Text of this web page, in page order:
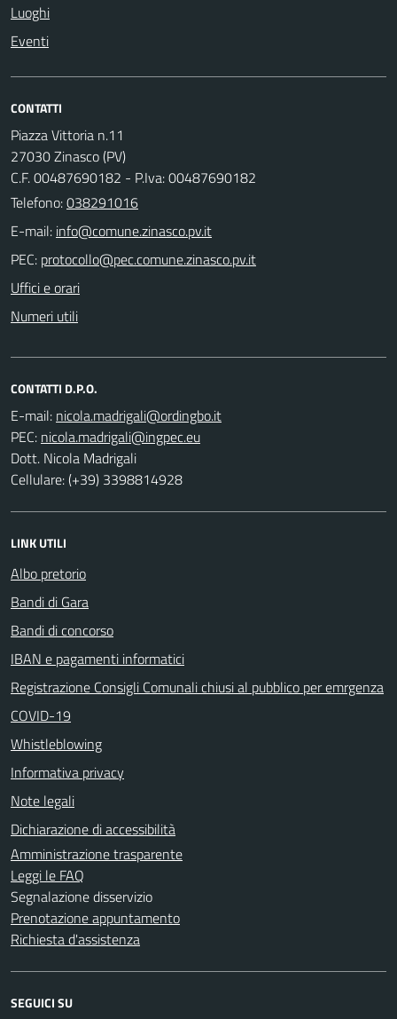
Luoghi
Eventi
CONTATTI
Piazza Vittoria n.11
27030 Zinasco (PV)
C.F. 00487690182 - P.Iva: 00487690182
Telefono:038291016
E-mail:
PEC:
Uffici e orari
Numeri utili
CONTATTI D.P.O.
E-mail:
PEC:
Dott. Nicola Madrigali
Cellulare: (+39) 3398814928
LINK UTILI
Albo pretorio
Bandi di Gara
Bandi di concorso
IBAN e pagamenti informatici
Registrazione Consigli Comunali chiusi al pubblico per emrgenza
COVID-19
Whistleblowing
Informativa privacy
Note legali
Dichiarazione di accessibilità
Amministrazione trasparente
Leggi le FAQ
Segnalazione disservizio
Prenotazione appuntamento
Richiesta d'assistenza
SEGUICI SU